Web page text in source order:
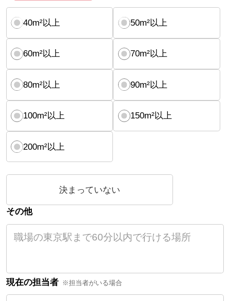
40m²以上 50m²以上
60m²以上 70m²以上
80m²以上 90m²以上
100m²以上 150m²以上
200m²以上
決まっていない
その他
現在の担当者 ※担当者がいる場合